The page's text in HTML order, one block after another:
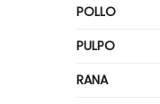
POLLO
PULPO
RANA